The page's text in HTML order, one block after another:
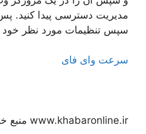
مدیریت دسترسی پیدا کنید.
سپس تنظیمات مورد نظر خود
سرعت وای فای
www.khabaronline.ir منبع خبر